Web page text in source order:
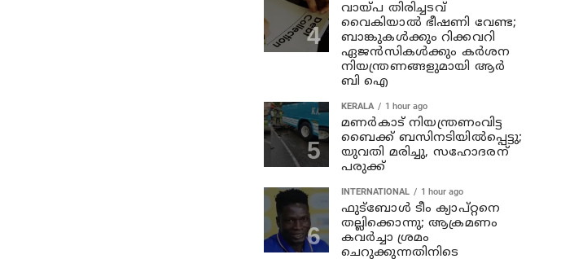
വായ്പ തിരിച്ചടവ്
വൈകിയാൽ ഭീഷണി വേണ്ട;
ബാങ്കുകൾക്കും റിക്കവറി
ഏജൻസികൾക്കും കർശന
നിയന്ത്രണങ്ങളുമായി ആർ
ബി ഐ
KERALA 1 hour ago
മണര്‍കാട് നിയന്ത്രണംവിട്ട
ബൈക്ക് ബസിനടിയിൽപ്പെട്ടു;
യുവതി മരിച്ചു, സഹോദരന്
പരുക്ക്
INTERNATIONAL 1 hour ago
ഫുട്ബോൾ ടീം ക്യാപ്റ്റനെ
തല്ലിക്കൊന്നു; ആക്രമണം
കവർച്ചാ ശ്രമം
ചെറുക്കുന്നതിനിടെ